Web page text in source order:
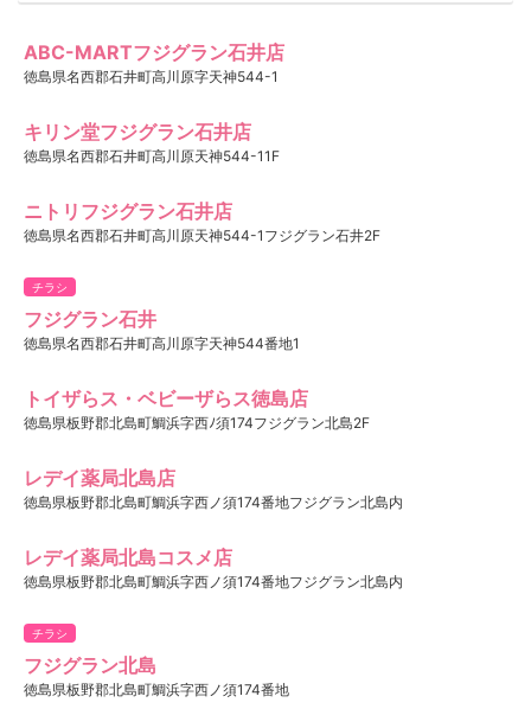
ABC-MARTフジグラン石井店
徳島県名西郡石井町高川原字天神544-1
キリン堂フジグラン石井店
徳島県名西郡石井町高川原天神544-11F
ニトリフジグラン石井店
徳島県名西郡石井町高川原天神544-1フジグラン石井2F
チラシ
フジグラン石井
徳島県名西郡石井町高川原字天神544番地1
トイザらス・ベビーザらス徳島店
徳島県板野郡北島町鯛浜字西ﾉ須174フジグラン北島2F
レデイ薬局北島店
徳島県板野郡北島町鯛浜字西ノ須174番地フジグラン北島内
レデイ薬局北島コスメ店
徳島県板野郡北島町鯛浜字西ノ須174番地フジグラン北島内
チラシ
フジグラン北島
徳島県板野郡北島町鯛浜字西ノ須174番地